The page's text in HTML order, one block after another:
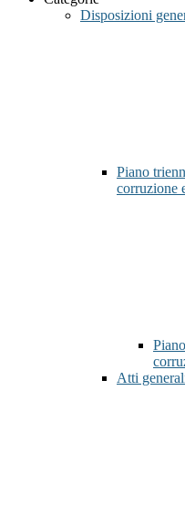
Disposizioni
Piano
corruzione
Atti